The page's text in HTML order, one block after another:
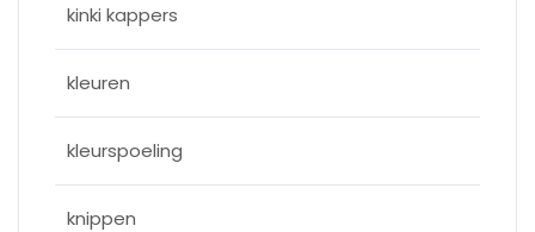
kinki kappers
kleuren
kleurspoeling
knippen